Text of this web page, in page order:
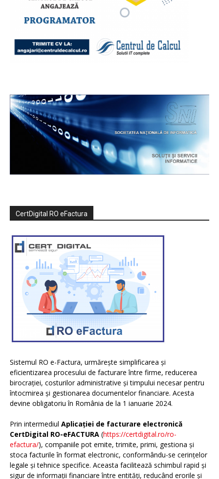
CertDigital RO eFactura
Sistemul RO e-Factura, urmărește simplificarea și
eficientizarea procesului de facturare între firme, reducerea
birocrației, costurilor administrative și timpului necesar pentru
întocmirea și gestionarea documentelor financiare. Acesta
devine obligatoriu în România de la 1 ianuarie 2024.
Prin intermediul Aplicației de facturare electronică
CertDigital RO-eFACTURA (https://certdigital.ro/ro-
efactura/), companiile pot emite, trimite, primi, gestiona și
stoca facturile în format electronic, conformându-se cerințelor
legale și tehnice specifice. Aceasta facilitează schimbul rapid și
sigur de informații financiare între entități, reducând erorile și